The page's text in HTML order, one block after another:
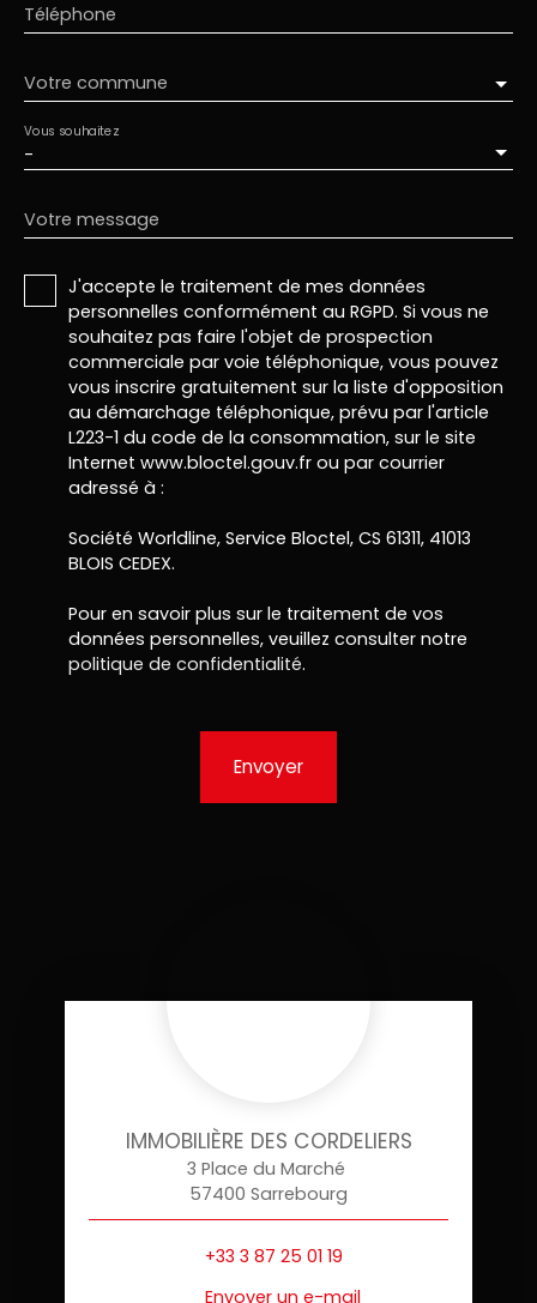
Téléphone
Votre commune
-
Vous souhaitez
Votre message
J'accepte le traitement de mes données
personnelles conformément au RGPD. Si vous ne
souhaitez pas faire l'objet de prospection
commerciale par voie téléphonique, vous pouvez
vous inscrire gratuitement sur la liste d'opposition
au démarchage téléphonique, prévu par l'article
L223-1 du code de la consommation, sur le site
Internet www.bloctel.gouv.fr ou par courrier
adressé à :
Société Worldline, Service Bloctel, CS 61311, 41013
BLOIS CEDEX.
Pour en savoir plus sur le traitement de vos
données personnelles, veuillez consulter notre
politique de confidentialité.
Envoyer
IMMOBILIÈRE DES CORDELIERS
3 Place du Marché
57400 Sarrebourg
+33 3 87 25 01 19
Envoyer un e-mail